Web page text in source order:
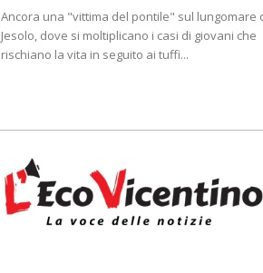
Ancora una "vittima del pontile" sul lungomare
Jesolo, dove si moltiplicano i casi di giovani che
rischiano la vita in seguito ai tuffi...